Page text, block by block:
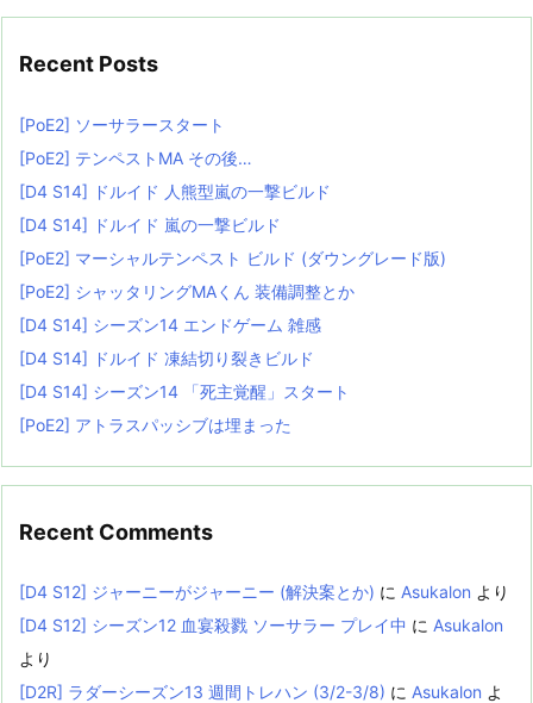
Recent Posts
[PoE2] ソーサラースタート
[PoE2] テンペストMA その後…
[D4 S14] ドルイド 人熊型嵐の一撃ビルド
[D4 S14] ドルイド 嵐の一撃ビルド
[PoE2] マーシャルテンペスト ビルド (ダウングレード版)
[PoE2] シャッタリングMAくん 装備調整とか
[D4 S14] シーズン14 エンドゲーム 雑感
[D4 S14] ドルイド 凍結切り裂きビルド
[D4 S14] シーズン14 「死主覚醒」スタート
[PoE2] アトラスパッシブは埋まった
Recent Comments
[D4 S12] ジャーニーがジャーニー (解決案とか) に Asukalon より
[D4 S12] シーズン12 血宴殺戮 ソーサラー プレイ中 に Asukalon
より
[D2R] ラダーシーズン13 週間トレハン (3/2-3/8) に Asukalon よ